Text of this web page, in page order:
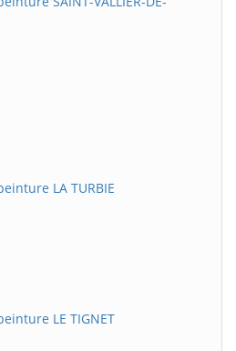
LA TURBIE
LE TIGNET